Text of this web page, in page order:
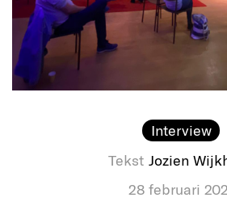
Interview
Tekst Jozien
28 februari